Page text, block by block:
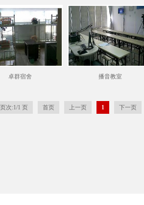
卓群宿舍 播音教室
次:1/1 页 首页 上一页 1 下一页